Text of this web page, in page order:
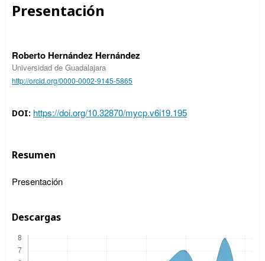
Presentación
Roberto Hernández Hernández
Universidad de Guadalajara
http://orcid.org/0000-0002-9145-5865
DOI: https://doi.org/10.32870/mycp.v6i19.195
Resumen
Presentación
Descargas